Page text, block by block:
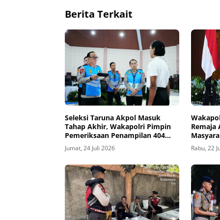
Berita Terkait
Seleksi Taruna Akpol Masuk
Tahap Akhir, Wakapolri Pimpin
Pemeriksaan Penampilan 404
Catar
Jumat, 24 Juli 2026
Remaja
Rabu, 22